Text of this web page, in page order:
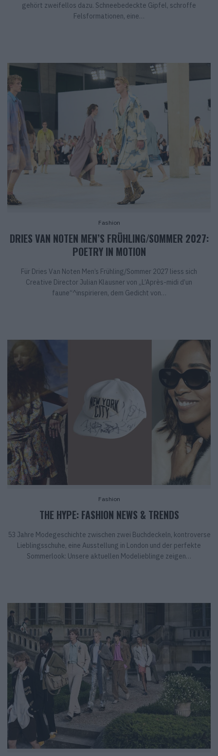
gehört zweifellos dazu. Schneebedeckte Gipfel, schroffe
Felsformationen, eine…
Fashion
DRIES VAN NOTEN MEN’S FRÜHLING/SOMMER 2027:
POETRY IN MOTION
Für Dries Van Noten Men’s Frühling/Sommer 2027 liess sich
Creative Director Julian Klausner von „L’Après-midi d’un
faune“^inspirieren, dem Gedicht von…
Fashion
THE HYPE: FASHION NEWS & TRENDS
53 Jahre Modegeschichte zwischen zwei Buchdeckeln, kontroverse
Lieblingsschuhe, eine Ausstellung in London und der perfekte
Sommerlook: Unsere aktuellen Modelieblinge zeigen…